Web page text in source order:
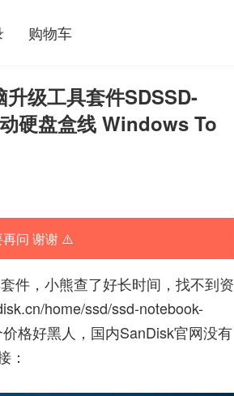
购物车
级工具套件SDSSD-
硬盘盒线 Windows To
再问 谢谢 ⚠️
件，小熊查了好长时间，找不到资
home/ssd/ssd-notebook-
格好黑人，国内SanDisk官网没有
：